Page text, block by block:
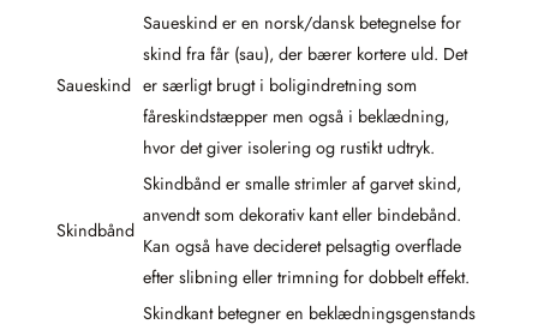
Saueskind
Saueskind er en norsk/dansk betegnelse for
skind fra får (sau), der bærer kortere uld. Det
er særligt brugt i boligindretning som
fåreskindstæpper men også i beklædning,
hvor det giver isolering og rustikt udtryk.
Skindbånd
Skindbånd er smalle strimler af garvet skind,
anvendt som dekorativ kant eller bindebånd.
Kan også have decideret pelsagtig overflade
efter slibning eller trimning for dobbelt effekt.
Skindkant betegner en beklædningsgenstands